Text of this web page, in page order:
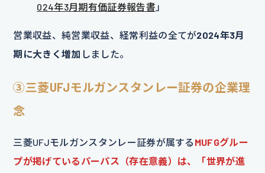
024年3月期有価証券報告書 」
営業収益、純営業収益、経常利益の全てが2024年3月
期に大きく増加 しました。
③三菱UFJモルガンスタンレー証券の企業理
念
三菱UFJモルガンスタンレー証券が属する MUFGグルー
プが掲げているパーパス（存在意義）は、「世界が進